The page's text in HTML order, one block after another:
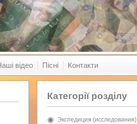
відео Пісні Контакти
Категорії розділу
Экспедиция (исследования)